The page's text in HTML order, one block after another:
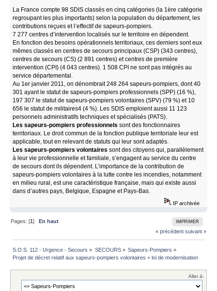
La France compte 98 SDIS classés en cinq catégories (la 1ère catégorie
regroupant les plus importants) selon la population du département, les
contributions reçues et l’effectif de sapeurs-pompiers.
7 277 centres d’intervention localisés sur le territoire en dépendent.
En fonction des besoins opérationnels territoriaux, ces derniers sont eux
mêmes classés en centres de secours principaux (CSP) (343 centres),
centres de secours (CS) (2 891 centres) et centres de première
intervention (CPI) (4 043 centres). 1 508 CPI ne sont pas intégrés au
service départemental.
Au 1er janvier 2011, on dénombrait 248 264 sapeurs-pompiers, dont 40
301 ayant le statut de sapeurs-pompiers professionnels (SPP) (16 %),
197 307 le statut de sapeurs-pompiers volontaires (SPV) (79 %) et 10
656 le statut de militaires4 (4 %). Les SDIS emploient aussi 11 123
personnels administratifs techniques et spécialisés (PATS).
Les sapeurs-pompiers professionnels sont des fonctionnaires
territoriaux. Le droit commun de la fonction publique territoriale leur est
applicable, tout en relevant de statuts qui leur sont adaptés.
Les sapeurs-pompiers volontaires sont des citoyens qui, parallèlement
à leur vie professionnelle et familiale, s’engagent au service du centre
de secours dont ils dépendent. L’importance de la contribution de
sapeurs-pompiers volontaires à la lutte contre les incendies, notamment
en milieu rural, est une caractéristique française, mais qui existe aussi
dans d’autres pays, Belgique, Espagne et Pays-Bas.
IP archivée
IMPRIMER
Pages: [1]En haut
« précédent suivant »
S.O.S. 112 - Urgence - Secours » SECOURS» Sapeurs-Pompiers »
Projet de décret relatif aux sapeurs-pompiers volontaires + loi de modernisation
Aller à: